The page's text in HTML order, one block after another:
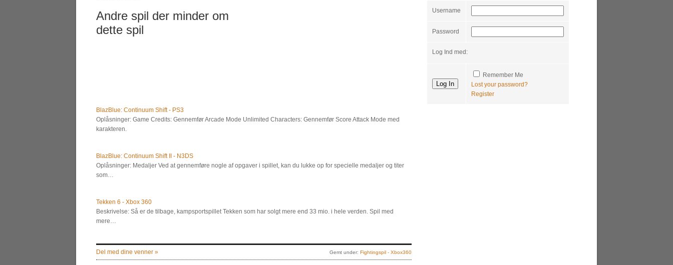
Andre spil der minder om
dette spil
BlazBlue: Continuum Shift - PS3
Oplåsninger: Game Credits: Gennemfør Arcade Mode Unlimited Characters: Gennemfør Score Attack Mode med
karakteren.
BlazBlue: Continuum Shift II - N3DS
Oplåsninger: Medaljer Ved at gennemføre nogle af opgaver i spillet, kan du lukke op for specielle medaljer og titer
som…
Tekken 6 - Xbox 360
Beskrivelse: Så er de tilbage, kampsportspillet Tekken som har solgt mere end 33 mio. i hele verden. Spil med
mere…
Del med dine venner » Gemt under: Fightingspil - Xbox360
Username
Password
Log Ind med:
Remember Me
Lost your password?
Register